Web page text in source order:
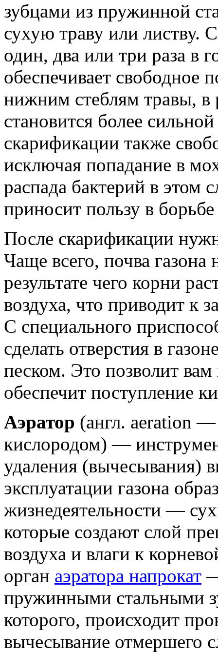
зубцами из пружинной
сухую траву или листву.
один, два или три раза в
обеспечивает свободное
нижним стеблям травы, в
становится более
скарификации также
исключая попадание в
распада бактерий в этом
приносит пользу в
После скарификации
Чаще всего, почва газона
результате чего корни
воздуха, что приводит к
С специального
сделать отверстия в
песком. Это позволит вам
обеспечит поступление
Аэратор (англ. aeration
кислородом) —
удаления (вычесывания)
эксплуатации газона
жизнедеятельности —
которые создают слой
воздуха и влаги к
орган аэратора напрокат
пружинными стальными
которого, происходит
вычесывание отмершего